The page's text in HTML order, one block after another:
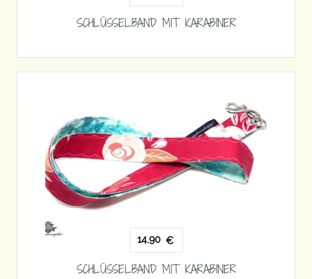
SCHLÜSSELBAND MIT KARABINER
14,90 €
SCHLÜSSELBAND MIT KARABINER